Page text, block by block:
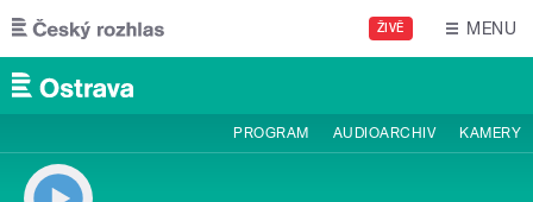
Přejít k hlavnímu obsahu
ŽIVĚ MENU
PROGRAM AUDIOARCHIV KAMERY